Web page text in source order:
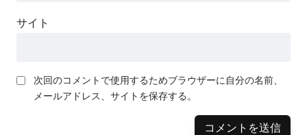
サイト
次回のコメントで使用するためブラウザーに自分の名前、
メールアドレス、サイトを保存する。